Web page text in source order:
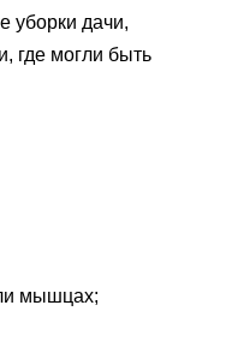
уборки дачи,
где могли быть
мышцах;